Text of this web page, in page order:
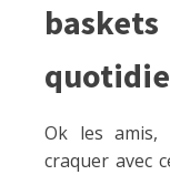
Ok les
craquer avec